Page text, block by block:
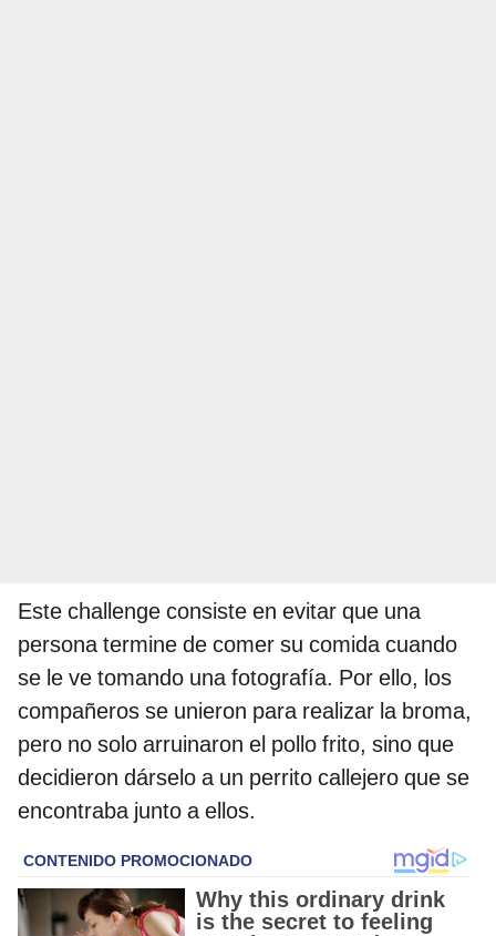
Este challenge consiste en evitar que una
persona termine de comer su comida cuando
se le ve tomando una fotografía. Por ello, los
compañeros se unieron para realizar la broma,
pero no solo arruinaron el pollo frito, sino que
decidieron dárselo a un perrito callejero que se
encontraba junto a ellos.